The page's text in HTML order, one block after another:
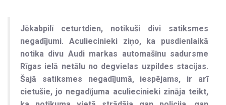
Jēkabpilī ceturtdien, notikuši divi satiksmes
negadījumi. Aculiecinieki ziņo, ka pusdienlaikā
notika divu Audi markas automašīnu sadursme
Rīgas ielā netālu no degvielas uzpildes stacijas.
Šajā satiksmes negadījumā, iespējams, ir arī
cietušie, jo negadījuma aculiecinieki zināja teikt,